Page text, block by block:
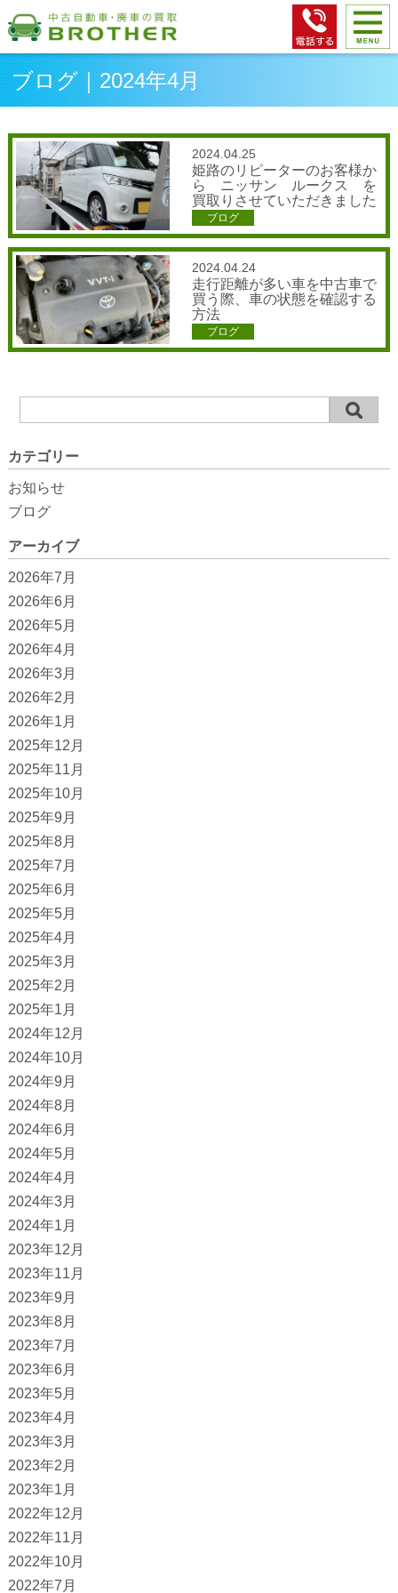
ブログ｜2024年4月
2024.04.25
姫路のリピーターのお客様か
ら ニッサン ルークス を
買取りさせていただきました
ブログ
2024.04.24
走行距離が多い車を中古車で
買う際、車の状態を確認する
方法
ブログ
カテゴリー
お知らせ
ブログ
アーカイブ
2026年7月
2026年6月
2026年5月
2026年4月
2026年3月
2026年2月
2026年1月
2025年12月
2025年11月
2025年10月
2025年9月
2025年8月
2025年7月
2025年6月
2025年5月
2025年4月
2025年3月
2025年2月
2025年1月
2024年12月
2024年10月
2024年9月
2024年8月
2024年6月
2024年5月
2024年4月
2024年3月
2024年1月
2023年12月
2023年11月
2023年9月
2023年8月
2023年7月
2023年6月
2023年5月
2023年4月
2023年3月
2023年2月
2023年1月
2022年12月
2022年11月
2022年10月
2022年7月